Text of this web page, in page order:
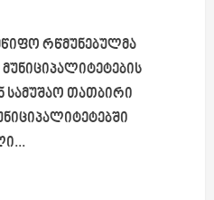
რწმუნებულმა
სამუშაო თათბირი